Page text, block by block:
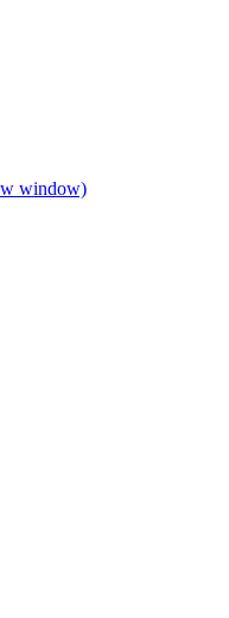
window)